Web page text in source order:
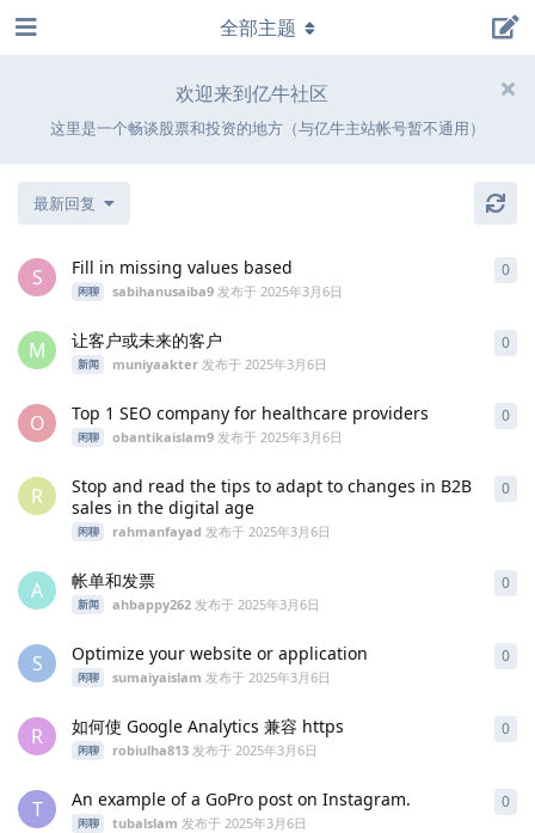
欢迎来到亿牛社区
这里是一个畅谈股票和投资的地方（与亿牛主站帐号暂不通用）
全部主题
最新回复
S Fill in missing values ​​based
闲聊 sabihanusaiba9 发布于2025年3月6日
0
M 让客户或未来的客户
新闻 muniyaakter 发布于2025年3月6日
0
O Top 1 SEO company for healthcare providers
闲聊 obantikaislam9 发布于2025年3月6日
0
R
Stop and read the tips to adapt to changes in B2B
sales in the digital age
闲聊 rahmanfayad 发布于2025年3月6日
0
A 帐单和发票
新闻 ahbappy262 发布于2025年3月6日
0
S Optimize your website or application
闲聊 sumaiyaislam 发布于2025年3月6日
0
R 如何使 Google Analytics 兼容 https
闲聊 robiulha813 发布于2025年3月6日
0
T An example of a GoPro post on Instagram.
闲聊 tubalslam 发布于2025年3月6日
0